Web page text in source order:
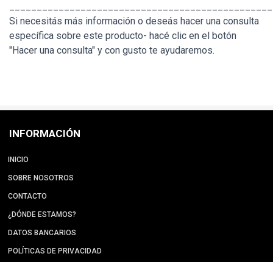
Si necesitás más información o deseás hacer una consulta
específica sobre este producto- hacé clic en el botón
"Hacer una consulta" y con gusto te ayudaremos.
INFORMACIÓN
INICIO
SOBRE NOSOTROS
CONTACTO
¿DÓNDE ESTAMOS?
DATOS BANCARIOS
POLÍTICAS DE PRIVACIDAD